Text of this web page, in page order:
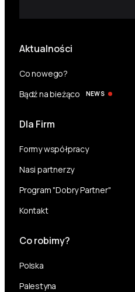
Aktualności
Co nowego?
Bądź na bieżąco
NEWS
Dla Firm
Formy współpracy
Nasi partnerzy
Program "Dobry Partner"
Kontakt
Co robimy?
Polska
Palestyna